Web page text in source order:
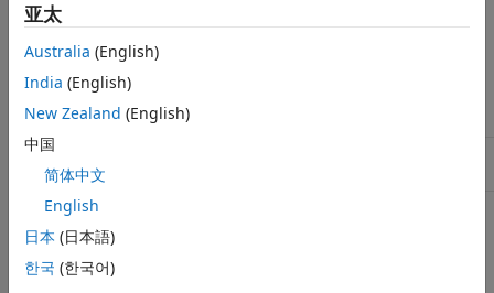
JMAAB - a
结果和建议的操作
条件
对 Stateflow 对象中的无符号
整数应用了一元减法运算。
功能和限制
无法在库模型上运行。
亚太
Australia (English)
India (English)
New Zealand (English)
中国
简体中文
English
日本 (日本語)
한국 (한국어)